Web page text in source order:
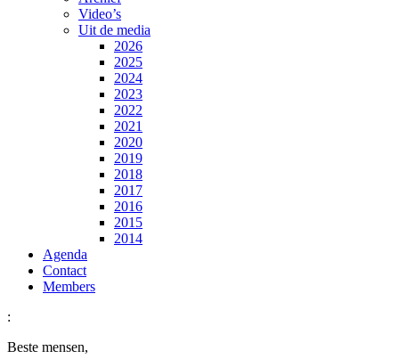
Video’s
Uit de media
2026
2025
2024
2023
2022
2021
2020
2019
2018
2017
2016
2015
2014
Agenda
Contact
Members
:
Beste mensen,